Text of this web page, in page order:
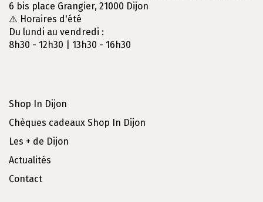
6 bis place Grangier, 21000 Dijon
⚠️ Horaires d'été
Du lundi au vendredi :
8h30 - 12h30 | 13h30 - 16h30
Shop In Dijon
Chèques cadeaux Shop In Dijon
Les + de Dijon
Actualités
Contact